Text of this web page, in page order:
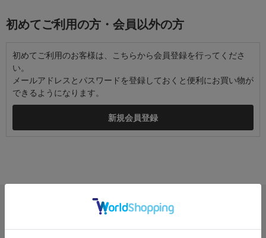
初めてご利用の方・会員以外の方
初めてご利用のお客様は、こちらから会員登録を行ってくださ
い。
メールアドレスとパスワードを登録しておくと便利にお買い物が
できるようになります。